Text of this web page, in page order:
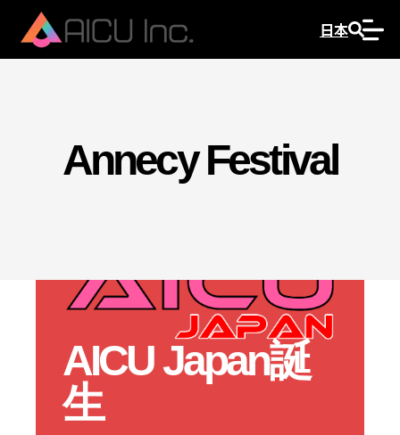
日本
Annecy Festival
AICU Japan誕
生